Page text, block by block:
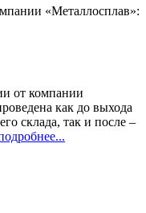
«Металлосплав»:
от компании
как до выхода
склада, так и после –